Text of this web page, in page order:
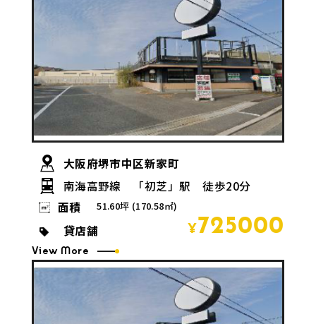
大阪府堺市中区新家町
南海高野線 「初芝」駅 徒歩20分
面積
51.60坪 (170.58㎡)
貸店舗 ¥ 725000
View More